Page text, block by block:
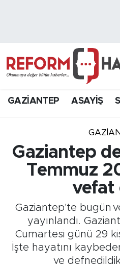
GAZİANTEP ASAYİŞ
Gaziantep
Temmuz
vefat
Gaziantep'te bugün
yayınlandı.
Cumartesi günü 29
İşte hayatını
ve
Hava Durumu
Süper Lig Puan
Tüm Manşetler
Son Dakika Haberleri
Haber Arşivi